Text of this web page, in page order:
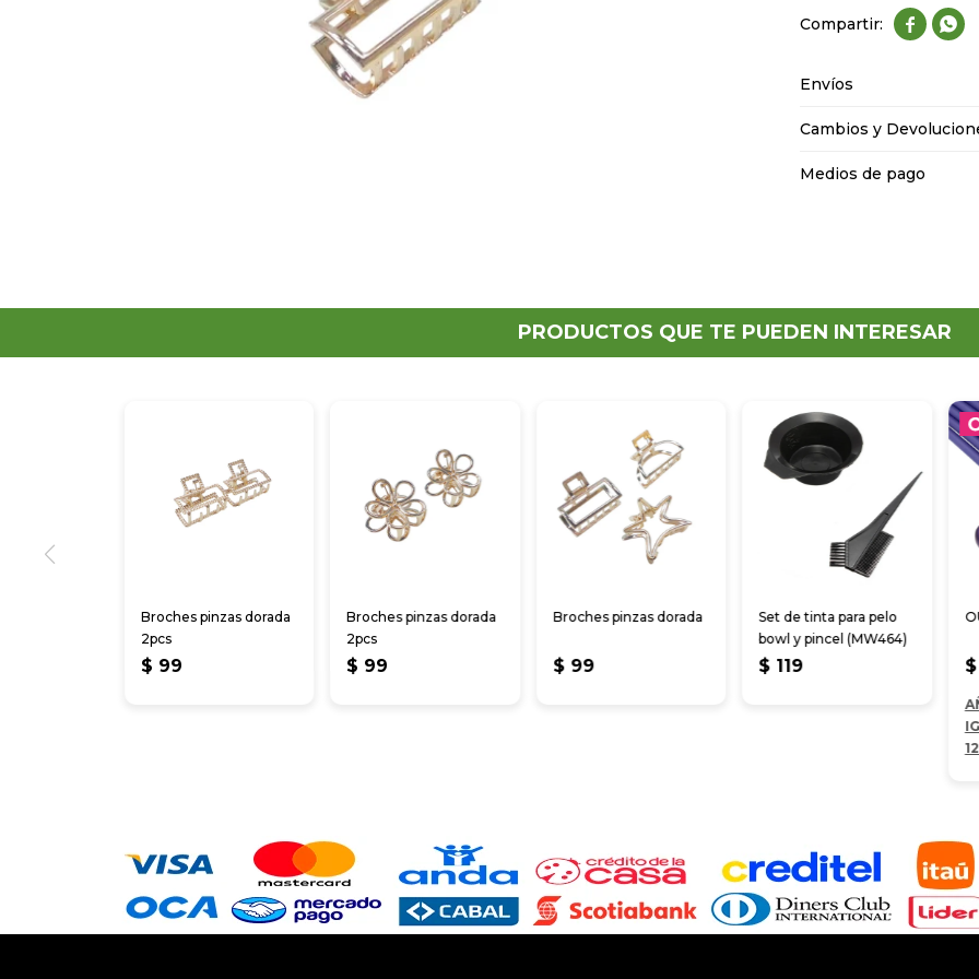
 
Envíos
Cambios y
Medios de pago
PRODUCTOS QUE TE PUEDEN INTERESAR
Broches pinzas dorada
2pcs
$ 99
Broches pinzas dorada
2pcs
$ 99
Broches pinzas dorada
$ 99
Set de tinta para pelo
bowl y pincel (MW464)
$ 119 $